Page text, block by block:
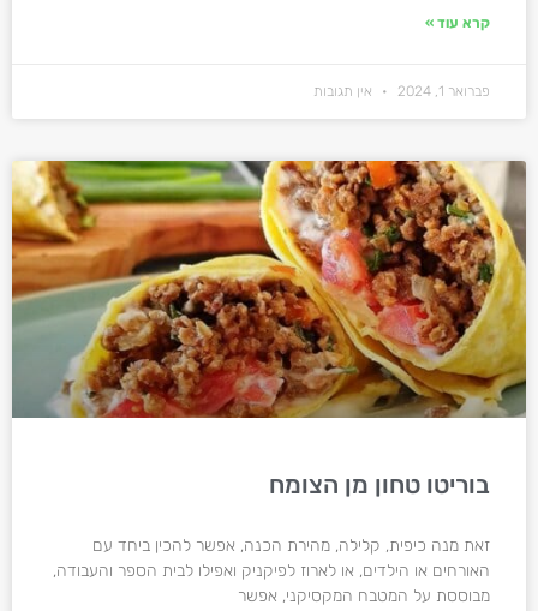
קרא עוד »
פברואר 1, 2024 אין תגובות
בוריטו טחון מן הצומח
זאת מנה כיפית, קלילה, מהירת הכנה, אפשר להכין ביחד עם
האורחים או הילדים, או לארוז לפיקניק ואפילו לבית הספר והעבודה,
מבוססת על המטבח המקסיקני, אפשר